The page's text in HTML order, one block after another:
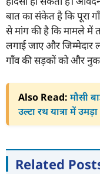
बात का संकेत है कि पूरा
से मांग की है कि मामले में
लगाई जाए और जिम्मेदार
गाँव की सड़कों को और
Also Read: मौसी
उल्टा रथ यात्रा में
Related